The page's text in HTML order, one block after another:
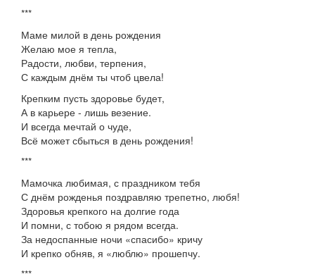
***
Маме милой в день рождения
Желаю мое я тепла,
Радости, любви, терпения,
С каждым днём ты чтоб цвела!
Крепким пусть здоровье будет,
А в карьере - лишь везение.
И всегда мечтай о чуде,
Всё может сбыться в день рождения!
***
Мамочка любимая, с праздником тебя
С днём рожденья поздравляю трепетно, любя!
Здоровья крепкого на долгие года
И помни, с тобою я рядом всегда.
За недоспанные ночи «спасибо» кричу
И крепко обняв, я «люблю» прошепчу.
***